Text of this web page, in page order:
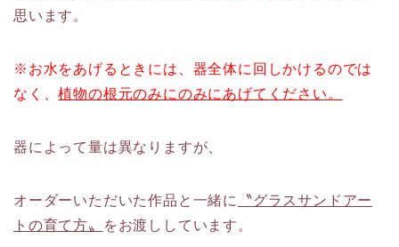
思います。
※お水をあげるときには、器全体に回しかけるのでは
なく、植物の根元のみにのみにあげてください。
器によって量は異なりますが、
オーダーいただいた作品と一緒に
〝グラスサンドアー
トの育て方〟
をお渡ししています。